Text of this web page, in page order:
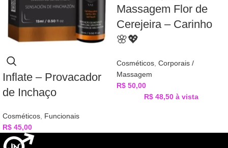
Inflate – Provacador
de Inchaço
Cosméticos, Funcionais
R$ 45,00
Massagem Flor de
Cerejeira – Carinho
🌸💖
Cosméticos Corporais /
Massagem
R$ 50,00
R$48,50 à vista